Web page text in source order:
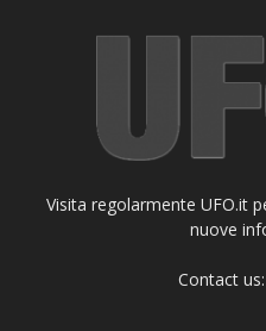
Visita regolarmente UFO.it
nuove
Contact us: